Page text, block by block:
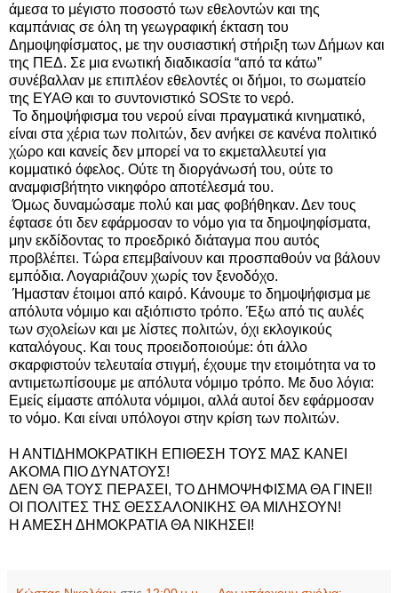
άμεσα το μέγιστο ποσοστό των εθελοντών και της
καμπάνιας σε όλη τη γεωγραφική έκταση του
Δημοψηφίσματος, με την ουσιαστική στήριξη των Δήμων και
της ΠΕΔ. Σε μια ενωτική διαδικασία “από τα κάτω”
συνέβαλλαν με επιπλέον εθελοντές οι δήμοι, το σωματείο
της ΕΥΑΘ και το συντονιστικό SOSτε το νερό.
Το δημοψήφισμα του νερού είναι πραγματικά κινηματικό,
είναι στα χέρια των πολιτών, δεν ανήκει σε κανένα πολιτικό
χώρο και κανείς δεν μπορεί να το εκμεταλλευτεί για
κομματικό όφελος. Ούτε τη διοργάνωσή του, ούτε το
αναμφισβήτητο νικηφόρο αποτέλεσμά του.
Όμως δυναμώσαμε πολύ και μας φοβήθηκαν. Δεν τους
έφτασε ότι δεν εφάρμοσαν το νόμο για τα δημοψηφίσματα,
μην εκδίδοντας το προεδρικό διάταγμα που αυτός
προβλέπει. Τώρα επεμβαίνουν και προσπαθούν να βάλουν
εμπόδια. Λογαριάζουν χωρίς τον ξενοδόχο.
Ήμασταν έτοιμοι από καιρό. Κάνουμε το δημοψήφισμα με
απόλυτα νόμιμο και αξιόπιστο τρόπο. Έξω από τις αυλές
των σχολείων και με λίστες πολιτών, όχι εκλογικούς
καταλόγους. Και τους προειδοποιούμε: ότι άλλο
σκαρφιστούν τελευταία στιγμή, έχουμε την ετοιμότητα να το
αντιμετωπίσουμε με απόλυτα νόμιμο τρόπο. Με δυο λόγια:
Εμείς είμαστε απόλυτα νόμιμοι, αλλά αυτοί δεν εφάρμοσαν
το νόμο. Και είναι υπόλογοι στην κρίση των πολιτών.
Η ΑΝΤΙΔΗΜΟΚΡΑΤΙΚΗ ΕΠΙΘΕΣΗ ΤΟΥΣ ΜΑΣ ΚΑΝΕΙ
ΑΚΟΜΑ ΠΙΟ ΔΥΝΑΤΟΥΣ!
ΔΕΝ ΘΑ ΤΟΥΣ ΠΕΡΑΣΕΙ, ΤΟ ΔΗΜΟΨΗΦΙΣΜΑ ΘΑ ΓΙΝΕΙ!
ΟΙ ΠΟΛΙΤΕΣ ΤΗΣ ΘΕΣΣΑΛΟΝΙΚΗΣ ΘΑ ΜΙΛΗΣΟΥΝ!
Η ΑΜΕΣΗ ΔΗΜΟΚΡΑΤΙΑ ΘΑ ΝΙΚΗΣΕΙ!